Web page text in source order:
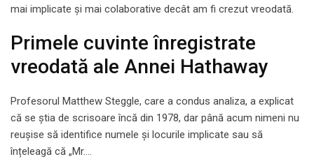
mai implicate și mai colaborative decât am fi crezut vreodată.
Primele cuvinte înregistrate
vreodată ale Annei Hathaway
Profesorul Matthew Steggle, care a condus analiza, a explicat
că se știa de scrisoare încă din 1978, dar până acum nimeni nu
reușise să identifice numele și locurile implicate sau să
înțeleagă că „Mr….